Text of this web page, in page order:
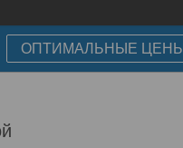
ОПТИМАЛЬНЫЕ ЦЕНЫ